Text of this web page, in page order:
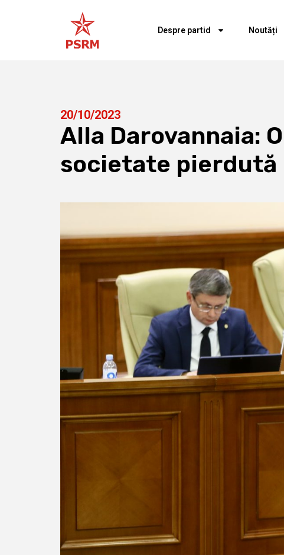
Despre partid Noutăți
20/10/2023
Alla Darovannaia:
societate pierdută